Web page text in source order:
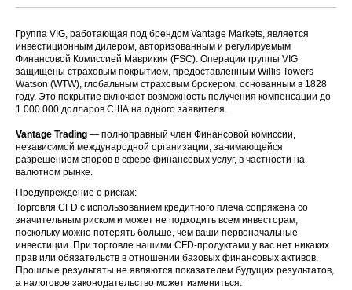
Группа VIG, работающая под брендом Vantage Markets, является
инвестиционным дилером, авторизованным и регулируемым
Финансовой Комиссией Маврикия (FSC). Операции группы VIG
защищены страховым покрытием, предоставленным Willis Towers
Watson (WTW), глобальным страховым брокером, основанным в 1828
году. Это покрытие включает возможность получения компенсации до
1 000 000 долларов США на одного заявителя.
Vantage Trading — полноправный член Финансовой комиссии,
независимой международной организации, занимающейся
разрешением споров в сфере финансовых услуг, в частности на
валютном рынке.
Предупреждение о рисках:
Торговля CFD с использованием кредитного плеча сопряжена со
значительным риском и может не подходить всем инвесторам,
поскольку можно потерять больше, чем ваши первоначальные
инвестиции. При торговле нашими CFD-продуктами у вас нет никаких
прав или обязательств в отношении базовых финансовых активов.
Прошлые результаты не являются показателем будущих результатов,
а налоговое законодательство может измениться.